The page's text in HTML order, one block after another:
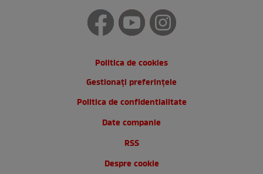
Politica de cookies
Gestionați preferințele
Politica de confidentialitate
Date companie
RSS
Despre cookie